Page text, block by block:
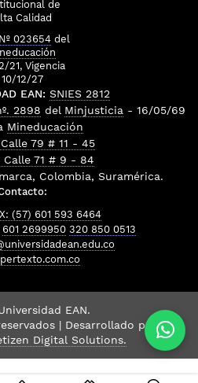
de
Calidad
023654 del
21, Vigencia
10/12/27
EAN: SNIES 2812
2898 del Minjusticia - 16/05/69
Mineducación
79 # 11 - 45
Calle 71 # 9 - 84
Colombia, Suramérica.
(57) 601 593 6464
601 2699950 320 850 0513
EAN.
| Desarrollado por
Digital Solutions.